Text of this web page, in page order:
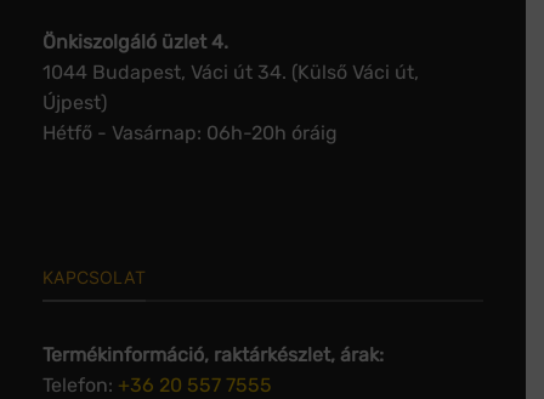
Önkiszolgáló üzlet 4.
1044 Budapest, Váci út 34. (Külső Váci út,
Újpest)
Hétfő - Vasárnap: 06h-20h óráig
KAPCSOLAT
Termékinformáció, raktárkészlet, árak:
Telefon: +36 20 557 7555